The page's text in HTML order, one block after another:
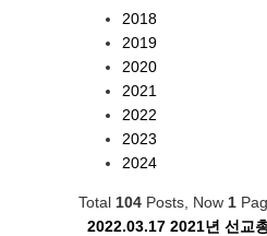
2018
2019
2020
2021
2022
2023
2024
Total 104 Posts, Now 1
2022.03.17 2021년 선교